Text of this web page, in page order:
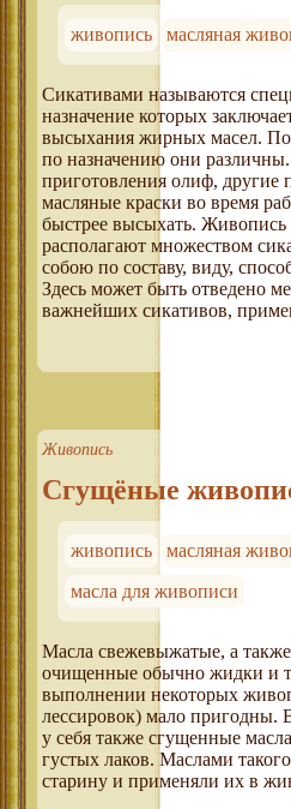
живопись масляная
Сикативами называются
назначение которых
высыхания жирных масел. По
по назначению они
приготовления олиф, другие
масляные краски во время
быстрее высыхать. Живопись
располагают множеством
собою по составу, виду,
Здесь может быть отведено
важнейших сикативов,
Живопись
Сгущёные
живопись
масляная
масла для живописи
Масла свежевыжатые, а
очищенные обычно жидки и
выполнении некоторых
лессировок) мало пригодны.
у себя также сгущенные
густых лаков. Маслами
старину и применяли их в